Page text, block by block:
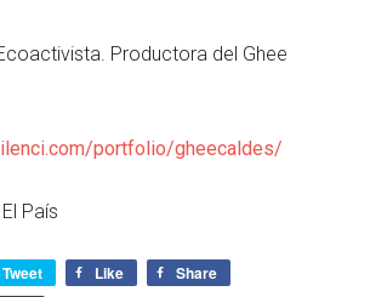
Productora del Ghee
portfolio/gheecaldes/
País
Tweet Like
Share